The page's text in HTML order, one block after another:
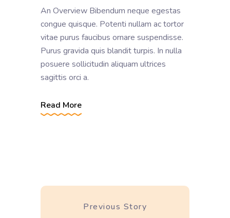
An Overview Bibendum neque egestas
congue quisque. Potenti nullam ac tortor
vitae purus faucibus ornare suspendisse.
Purus gravida quis blandit turpis. In nulla
posuere sollicitudin aliquam ultrices
sagittis orci a.
Read More
Previous Story